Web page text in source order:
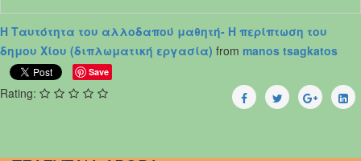
Η Ταυτότητα του αλλοδαπού μαθητή- Η περίπτωση του
δημου Χίου (διπλωματική εργασία) from manos tsagkatos
Save
Rating: